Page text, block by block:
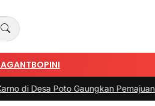
NTBOPINI
Gaungkan Pemajuan